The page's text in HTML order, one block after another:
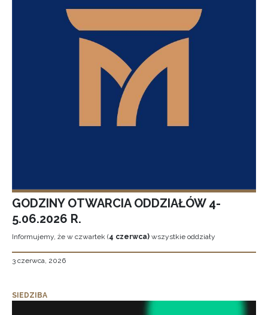
GODZINY OTWARCIA ODDZIAŁÓW 4-
5.06.2026 R.
Informujemy, że w czwartek (4 czerwca) wszystkie oddziały
3 czerwca, 2026
SIEDZIBA